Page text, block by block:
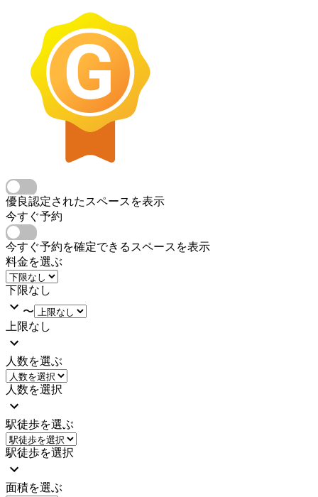
優良認定されたスペースを表示
今すぐ予約
今すぐ予約を確定できるスペースを表示
料金を選ぶ
下限なし
〜
上限なし
人数を選ぶ
人数を選択
駅徒歩を選ぶ
駅徒歩を選択
面積を選ぶ